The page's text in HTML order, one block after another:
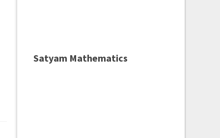
Satyam Mathematics